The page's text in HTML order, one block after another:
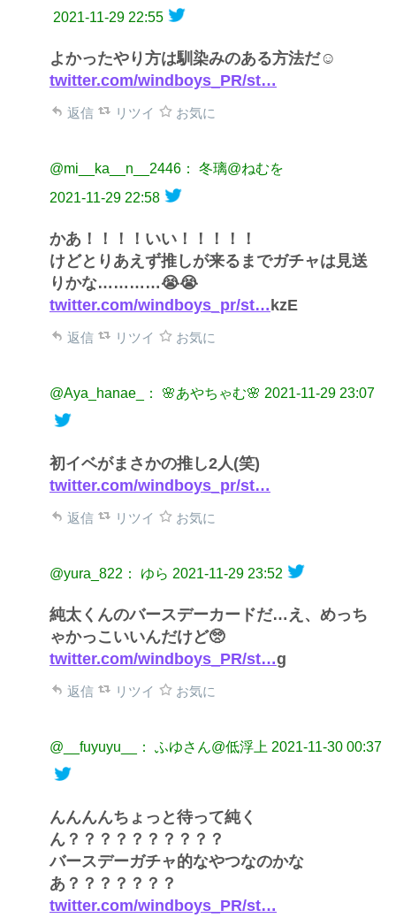
2021-11-29 22:55
よかったやり方は馴染みのある方法だ☺
twitter.com/windboys_PR/st…
返信 リツイ お気に
@mi__ka__n__2446： 冬璃@ねむを
2021-11-29 22:58
かあ！！！！いい！！！！！
けどとりあえず推しが来るまでガチャは見送
りかな…………😭😭
twitter.com/windboys_pr/st…kzE
返信 リツイ お気に
@Aya_hanae_： 🌸あやちゃむ🌸 2021-11-29 23:07
初イベがまさかの推し2人(笑)
twitter.com/windboys_pr/st…
返信 リツイ お気に
@yura_822： ゆら 2021-11-29 23:52
純太くんのバースデーカードだ…え、めっち
ゃかっこいいんだけど🥺
twitter.com/windboys_PR/st…g
返信 リツイ お気に
@__fuyuyu__： ふゆさん@低浮上 2021-11-30 00:37
んんんんちょっと待って純く
ん？？？？？？？？？？
バースデーガチャ的なやつなのかな
あ？？？？？？？
twitter.com/windboys_PR/st…